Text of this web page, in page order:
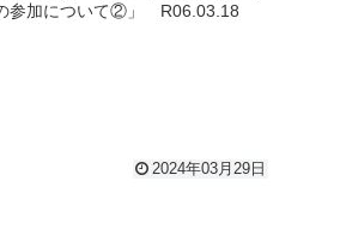
参加について②」 R06.03.18
2024年03月29日